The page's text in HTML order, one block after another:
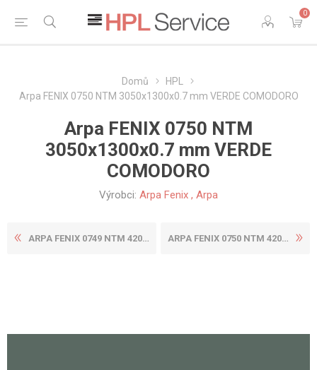
0
Domů
HPL
Arpa FENIX 0750 NTM 3050x1300x0.7 mm VERDE COMODORO
Arpa FENIX 0750 NTM
3050x1300x0.7 mm VERDE
COMODORO
Výrobci: Arpa Fenix , Arpa
ARPA FENIX 0749 NTM 4200X16... ARPA FENIX 0750 NTM 4200X13...